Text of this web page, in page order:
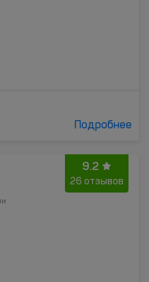
Подробнее
9.2
26 отзывов